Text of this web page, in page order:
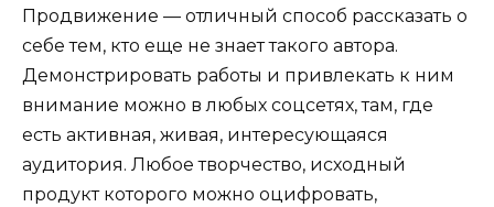
Продвижение — отличный способ рассказать о
себе тем, кто еще не знает такого автора.
Демонстрировать работы и привлекать к ним
внимание можно в любых соцсетях, там, где
есть активная, живая, интересующаяся
аудитория. Любое творчество, исходный
продукт которого можно оцифровать,